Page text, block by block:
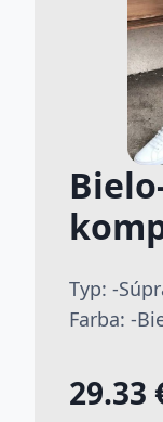
Typ: -
Farba: -
29.33